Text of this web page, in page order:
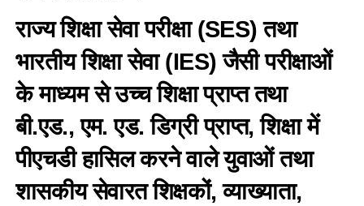
राज्य शिक्षा सेवा परीक्षा (SES) तथा
भारतीय शिक्षा सेवा (IES) जैसी परीक्षाओं
के माध्यम से उच्च शिक्षा प्राप्त तथा
बी.एड., एम. एड. डिग्री प्राप्त, शिक्षा में
पीएचडी हासिल करने वाले युवाओं तथा
शासकीय सेवारत शिक्षकों, व्याख्याता,